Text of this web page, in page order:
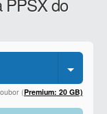
(Premium: 20 GB)